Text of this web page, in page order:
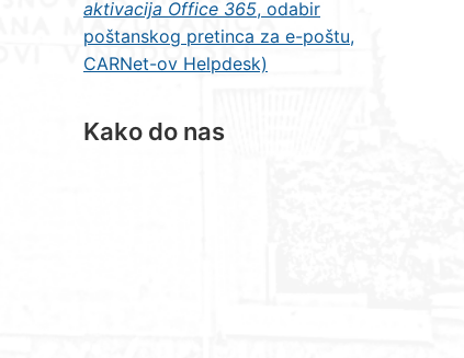
aktivacija Office 365, odabir
poštanskog pretinca za e-poštu,
CARNet-ov Helpdesk)
Kako do nas